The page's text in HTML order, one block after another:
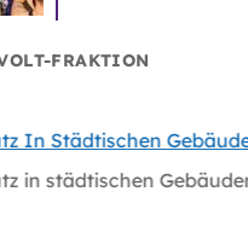
FRAKTION
In Städtischen
in städtischen